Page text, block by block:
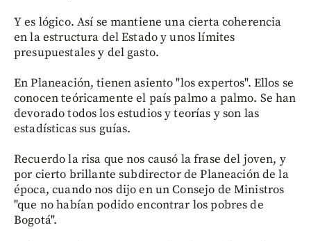
Y es lógico. Así se mantiene una cierta coherencia
en la estructura del Estado y unos límites
presupuestales y del gasto.
En Planeación, tienen asiento "los expertos". Ellos se
conocen teóricamente el país palmo a palmo. Se han
devorado todos los estudios y teorías y son las
estadísticas sus guías.
Recuerdo la risa que nos causó la frase del joven, y
por cierto brillante subdirector de Planeación de la
época, cuando nos dijo en un Consejo de Ministros
"que no habían podido encontrar los pobres de
Bogotá".